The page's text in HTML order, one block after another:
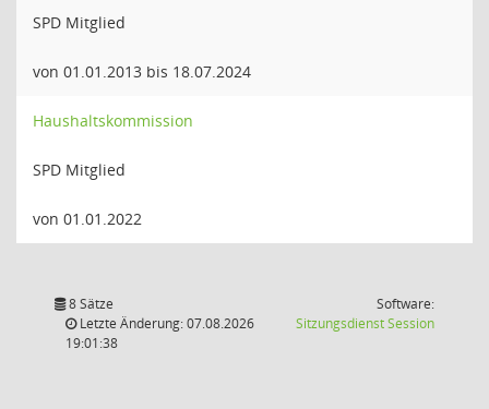
SPD Mitglied
von 01.01.2013 bis 18.07.2024
Haushaltskommission
SPD Mitglied
von 01.01.2022
8 Sätze
Letzte Änderung: 07.08.2026
19:01:38
Software:
SitzungsdienstSession(Wird in